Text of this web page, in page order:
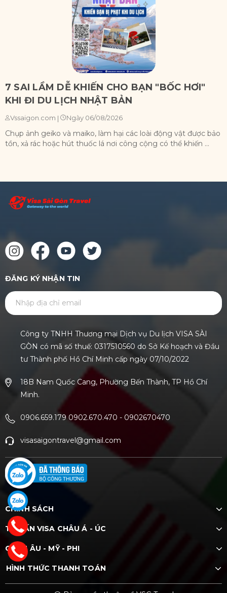
7 SAI LẦM DỄ KHIẾN CHO BẠN "BỐC HƠI"
KHI ĐI DU LỊCH NHẬT BẢN
Vssaigon.com | Ngày 06/08/2026
Chụp ảnh geiko và maiko, làm hại các loài động vật được bảo
tồn, xả rác hoặc hút thuốc lá nơi công cộng có thể khiến ...
ĐĂNG KÝ NHẬN TIN
Công ty TNHH Thương mại Dịch vụ Du lịch VISA SÀI
GÒN có mã số thuế: 0317510560 do Sở Kế hoạch và Đầu
tư Thành phố Hồ Chí Minh cấp ngày 07/10/2022
18B Nam Quốc Cang, Phường Bến Thành, TP Hồ Chí
Minh.
0906.659.179 0902.670.470 - 0902670470
visasaigontravel@gmail.com
CHÍNH SÁCH
TƯ VẤN VISA CHÂU Á - ÚC
CHÂU ÂU - MỸ - PHI
HÌNH THỨC THANH TOÁN